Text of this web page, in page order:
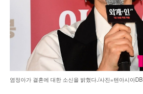
염정아가 결혼에 대한 소신을 밝혔다./사진=텐아시아DB